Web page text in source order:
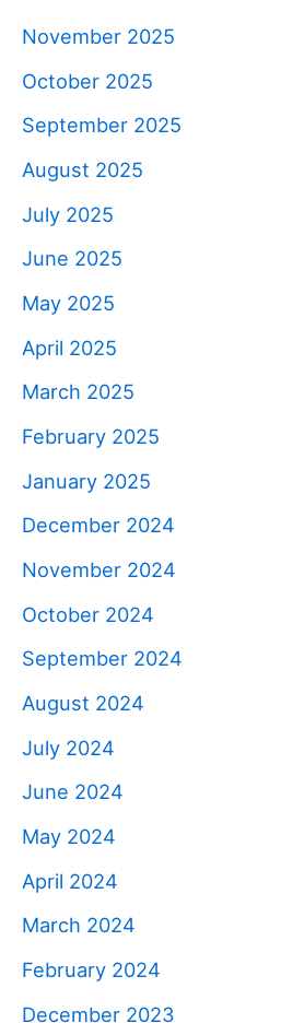
November 2025
October 2025
September 2025
August 2025
July 2025
June 2025
May 2025
April 2025
March 2025
February 2025
January 2025
December 2024
November 2024
October 2024
September 2024
August 2024
July 2024
June 2024
May 2024
April 2024
March 2024
February 2024
December 2023